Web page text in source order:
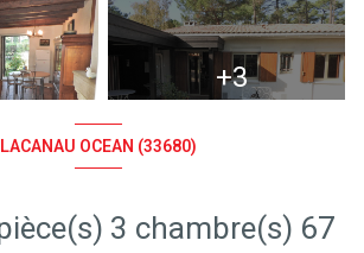
+3
LACANAU OCEAN (33680)